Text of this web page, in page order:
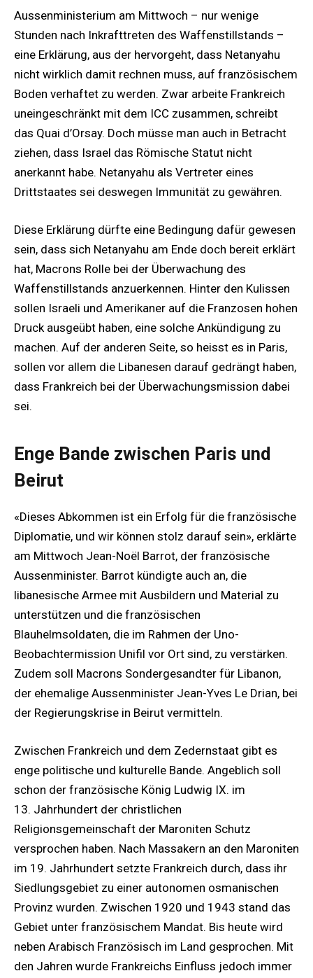
Aussenministerium am Mittwoch – nur wenige
Stunden nach Inkrafttreten des Waffenstillstands –
eine Erklärung, aus der hervorgeht, dass Netanyahu
nicht wirklich damit rechnen muss, auf französischem
Boden verhaftet zu werden. Zwar arbeite Frankreich
uneingeschränkt mit dem ICC zusammen, schreibt
das Quai d’Orsay. Doch müsse man auch in Betracht
ziehen, dass Israel das Römische Statut nicht
anerkannt habe. Netanyahu als Vertreter eines
Drittstaates sei deswegen Immunität zu gewähren.
Diese Erklärung dürfte eine Bedingung dafür gewesen
sein, dass sich Netanyahu am Ende doch bereit erklärt
hat, Macrons Rolle bei der Überwachung des
Waffenstillstands anzuerkennen. Hinter den Kulissen
sollen Israeli und Amerikaner auf die Franzosen hohen
Druck ausgeübt haben, eine solche Ankündigung zu
machen. Auf der anderen Seite, so heisst es in Paris,
sollen vor allem die Libanesen darauf gedrängt haben,
dass Frankreich bei der Überwachungsmission dabei
sei.
Enge Bande zwischen Paris und
Beirut
«Dieses Abkommen ist ein Erfolg für die französische
Diplomatie, und wir können stolz darauf sein», erklärte
am Mittwoch Jean-Noël Barrot, der französische
Aussenminister. Barrot kündigte auch an, die
libanesische Armee mit Ausbildern und Material zu
unterstützen und die französischen
Blauhelmsoldaten, die im Rahmen der Uno-
Beobachtermission Unifil vor Ort sind, zu verstärken.
Zudem soll Macrons Sondergesandter für Libanon,
der ehemalige Aussenminister Jean-Yves Le Drian, bei
der Regierungskrise in Beirut vermitteln.
Zwischen Frankreich und dem Zedernstaat gibt es
enge politische und kulturelle Bande. Angeblich soll
schon der französische König Ludwig IX. im
13. Jahrhundert der christlichen
Religionsgemeinschaft der Maroniten Schutz
versprochen haben. Nach Massakern an den Maroniten
im 19. Jahrhundert setzte Frankreich durch, dass ihr
Siedlungsgebiet zu einer autonomen osmanischen
Provinz wurden. Zwischen 1920 und 1943 stand das
Gebiet unter französischem Mandat. Bis heute wird
neben Arabisch Französisch im Land gesprochen. Mit
den Jahren wurde Frankreichs Einfluss jedoch immer